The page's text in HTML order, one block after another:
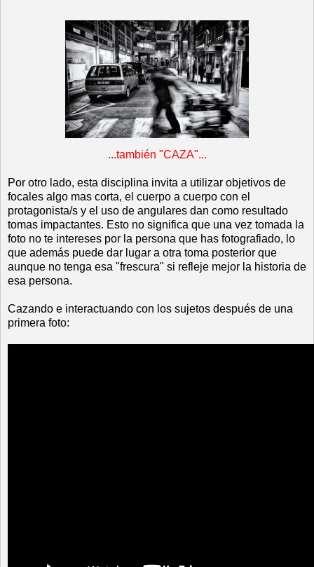
...también "CAZA"...
Por otro lado, esta disciplina invita a utilizar objetivos de
focales algo mas corta, el cuerpo a cuerpo con el
protagonista/s y el uso de angulares dan como resultado
tomas impactantes. Esto no significa que una vez tomada la
foto no te intereses por la persona que has fotografiado, lo
que además puede dar lugar a otra toma posterior que
aunque no tenga esa "frescura" si refleje mejor la historia de
esa persona.
Cazando e interactuando con los sujetos después de una
primera foto: